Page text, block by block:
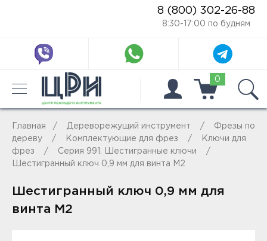
8 (800) 302-26-88
8:30-17:00 по будням
0
Главная Дереворежущий инструмент
Фрезы по
дереву
Комплектующие для фрез
Ключи для
фрез
Серия 991. Шестигранные ключи
Шестигранный ключ 0,9 мм для винта M2
Шестигранный ключ 0,9 мм для
винта M2